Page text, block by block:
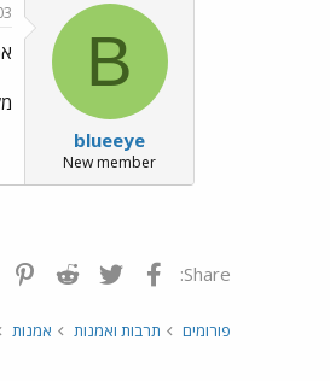
B
blueeye
New member
Share: פייסבוק Twitter
Reddit
פורומים תרבות ואמנות אמנות